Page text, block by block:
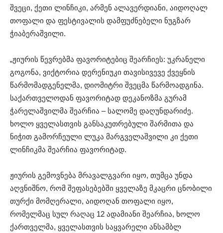
შვეცი, ქეთი ლინჩიკი, არმენ ალავერდიანი, აიდოღალ
თოფალი და ფესტივალის დამფუძნებელი ნუგზარ
ჭიაბერაშვილი.
„ჟიურის წევრებმა ფავორიტებიც შეარჩიეს: უკრანელი
გოგონა, ვიქტორია დერენიუკი თავისივევე ქვეყნის
წარმომადგენელმა, დიომიტრი შვეცმა წარმოადგინა.
საქართველოდან ფავორიტად დეკანოზმა გურამ
ჭარელაშვილმა შეარჩია – სალომე დაღუნდარიძე.
ხოლო ყველასთვის განსაკუთრებული შარმითა და
ნიჭით გამორჩეული ლუკა მარგველაშვილი კი ქეთი
ლინჩიკმა შეარჩია ფავორიტად.
ჟიურის გემოვნება მრავალგვარი იყო, თუმცა უნდა
აღვნიშნო, რომ შეფასებებში ყველაზე მკაცრი ცნობილი
თურქი მომღერალი, აიდოღან თოფალი იყო,
რომელმაც სულ რაღაც 12 ადამიანი შეარჩია, ხოლო
ქართველმა, ყველასთვის საყვარელი ანსამბლ